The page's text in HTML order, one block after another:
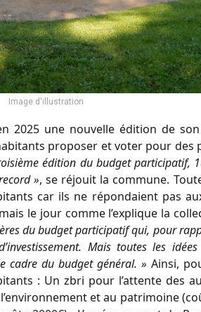
Image d'illustration
2025 une nouvelle édition de
proposer et voter pour des
édition du budget participatif,
», se réjouit la commune.
car ils ne répondaient pas
le jour comme l’explique la
du budget participatif qui, pour
Mais toutes les
cadre du budget général. » Ainsi,
: Un zbri pour l’attente des
et au patrimoine